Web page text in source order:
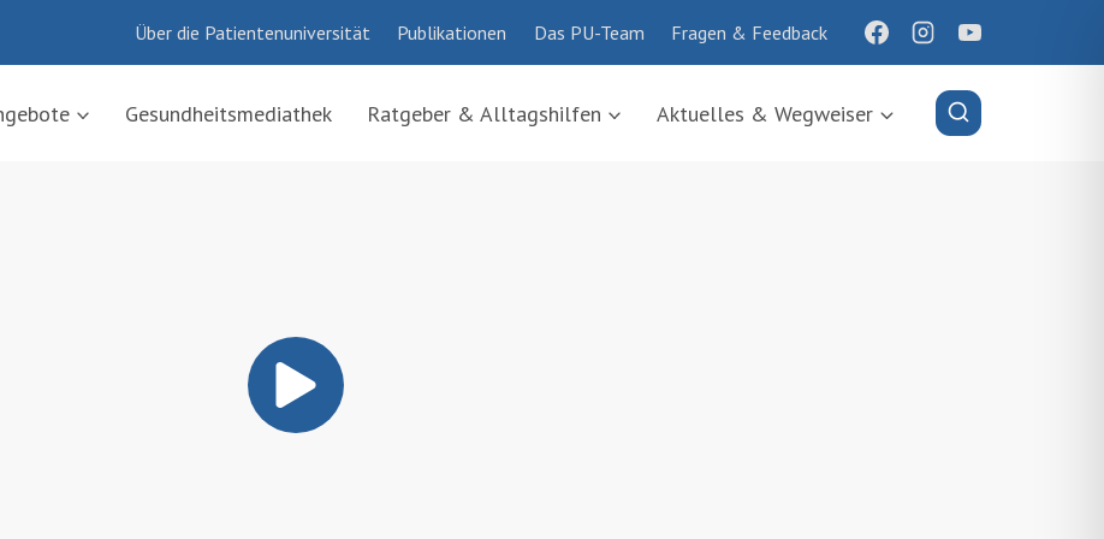
Über die Patientenuniversität Publikationen Das PU-Team Fragen & Feedback
Gesundheitsmediathek Ratgeber & Alltagshilfen Aktuelles & Wegweiser